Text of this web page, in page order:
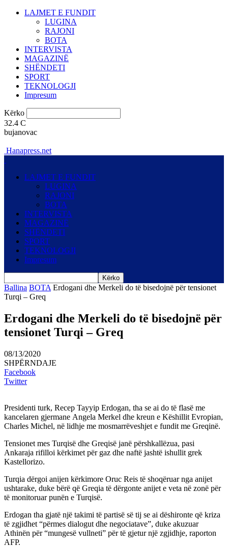
LAJMET E FUNDIT
LUGINA
RAJONI
BOTA
INTERVISTA
MAGAZINË
SHËNDETI
SPORT
TEKNOLOGJI
Impresum
Kërko
32.4 C
bujanovac
Hanapress.net
LAJMET E FUNDIT
LUGINA
RAJONI
BOTA
INTERVISTA
MAGAZINË
SHËNDETI
SPORT
TEKNOLOGJI
Impresum
Ballina BOTA Erdogani dhe Merkeli do të bisedojnë për tensionet
Turqi – Greq
Erdogani dhe Merkeli do të bisedojnë për
tensionet Turqi – Greq
08/13/2020
SHPËRNDAJE
Facebook
Twitter
Presidenti turk, Recep Tayyip Erdogan, tha se ai do të flasë me
kancelaren gjermane Angela Merkel dhe kreun e Këshillit Evropian,
Charles Michel, në lidhje me mosmarrëveshjet e fundit me Greqinë.
Tensionet mes Turqisë dhe Greqisë janë përshkallëzua, pasi
Ankaraja rifilloi kërkimet për gaz dhe naftë jashtë ishullit grek
Kastellorizo.
Turqia dërgoi anijen kërkimore Oruc Reis të shoqëruar nga anijet
ushtarake, duke bërë që Greqia të dërgonte anijet e veta në zonë për
të monitoruar punën e Turqisë.
Erdogan tha gjatë një takimi të partisë së tij se ai dëshironte që kriza
të zgjidhet “përmes dialogut dhe negociatave”, duke akuzuar
Athinën për “mungesë vullneti” për të gjetur një zgjidhje, raporton
AFP.